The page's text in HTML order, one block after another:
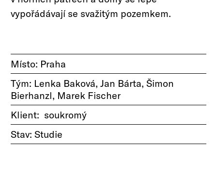
vypořádávají se svažitým pozemkem.
Místo: Praha
Tým: Lenka Baková, Jan Bárta, Šimon
Bierhanzl, Marek Fischer
Klient: soukromý
Stav: Studie